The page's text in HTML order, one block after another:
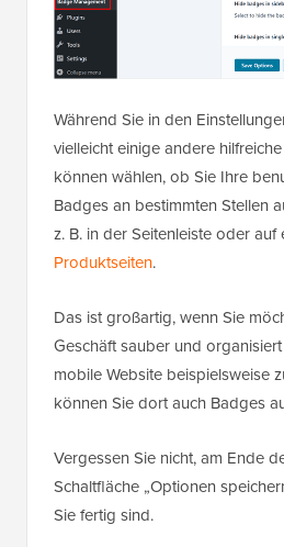
Während Sie in den
vielleicht einige andere
können wählen, ob Sie Ihre
Badges an bestimmten Stellen
z. B. in der Seitenleiste oder auf
Produktseiten.
Das ist großartig, wenn Sie
Geschäft sauber und
mobile Website beispielsweise
können Sie dort auch Badges
Vergessen Sie nicht, am Ende
Schaltfläche „Optionen
Sie fertig sind.